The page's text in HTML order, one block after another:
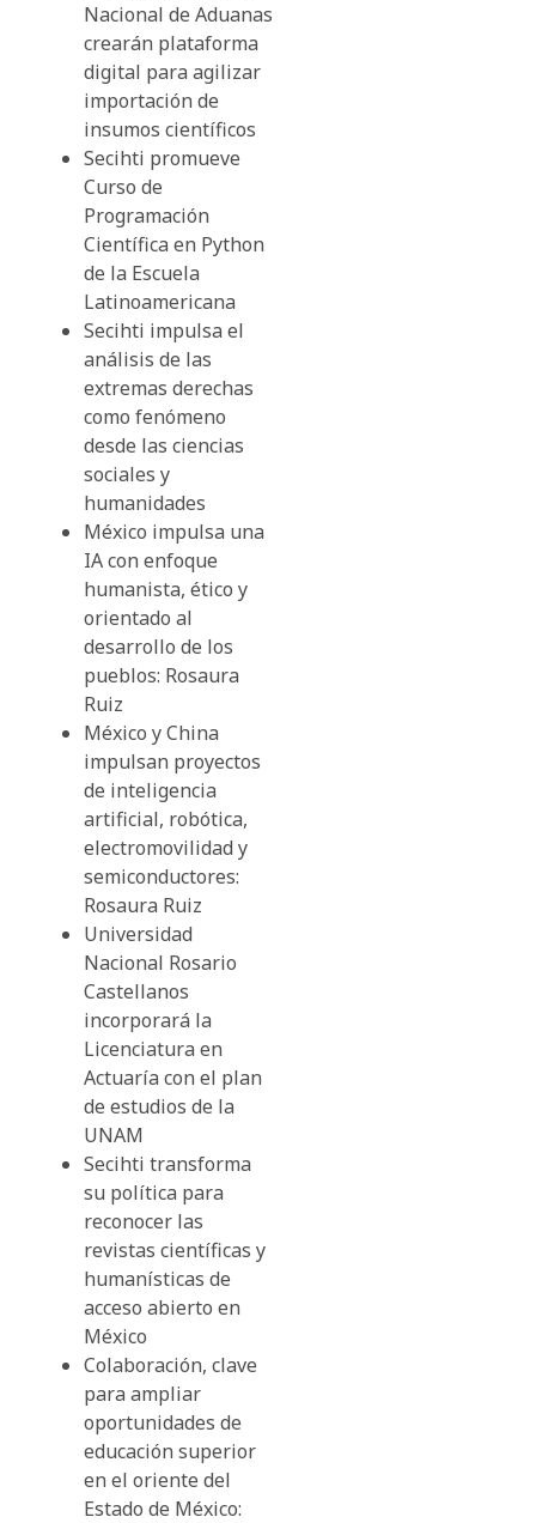
Nacional de Aduanas
crearán plataforma
digital para agilizar
importación de
insumos científicos
Secihti promueve
Curso de
Programación
Científica en Python
de la Escuela
Latinoamericana
Secihti impulsa el
análisis de las
extremas derechas
como fenómeno
desde las ciencias
sociales y
humanidades
México impulsa una
IA con enfoque
humanista, ético y
orientado al
desarrollo de los
pueblos: Rosaura
Ruiz
México y China
impulsan proyectos
de inteligencia
artificial, robótica,
electromovilidad y
semiconductores:
Rosaura Ruiz
Universidad
Nacional Rosario
Castellanos
incorporará la
Licenciatura en
Actuaría con el plan
de estudios de la
UNAM
Secihti transforma
su política para
reconocer las
revistas científicas y
humanísticas de
acceso abierto en
México
Colaboración, clave
para ampliar
oportunidades de
educación superior
en el oriente del
Estado de México: